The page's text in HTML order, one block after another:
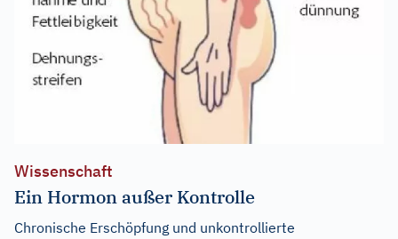
Wissenschaft
Ein Hormon außer Kontrolle
Chronische Erschöpfung und unkontrollierte